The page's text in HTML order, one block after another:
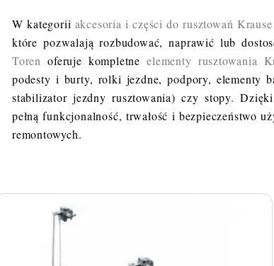
W kategorii akcesoria i części do rusztowań Krause
które pozwalają rozbudować, naprawić lub
Toren oferuje kompletneelementy rusztowania
podesty i burty, rolki jezdne, podpory, elementy
stabilizator jezdny rusztowania) czy stopy.
pełną funkcjonalność, trwałość i bezpieczeństwo
remontowych.